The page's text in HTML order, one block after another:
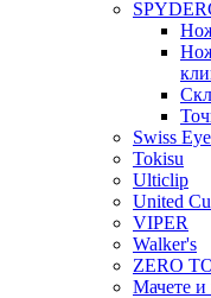
Swiss Eye
Tokisu
Ulticlip
United
VIPER
Walker's
ZERO
Мачете и